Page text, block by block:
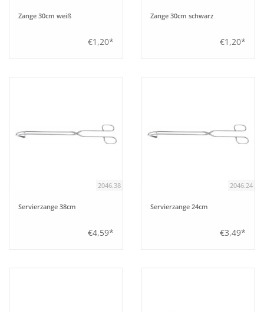
Zange 30cm weiß
€1,20*
Zange 30cm schwarz
€1,20*
2046.38
Servierzange 38cm
€4,59*
2046.24
Servierzange 24cm
€3,49*